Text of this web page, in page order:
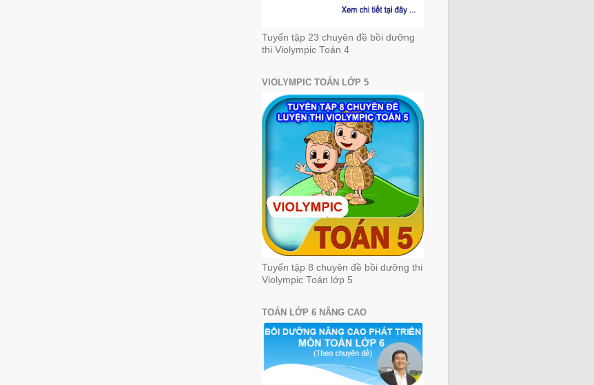
Tuyển tập 23 chuyên đề bồi dưỡng
thi Violympic Toán 4
VIOLYMPIC TOÁN LỚP 5
Tuyển tập 8 chuyên đề bồi dưỡng thi
Violympic Toán lớp 5
TOÁN LỚP 6 NÂNG CAO